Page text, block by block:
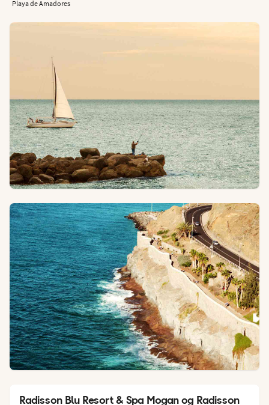
Playa de Amadores
Radisson Blu Resort & Spa Mogan og Radisson